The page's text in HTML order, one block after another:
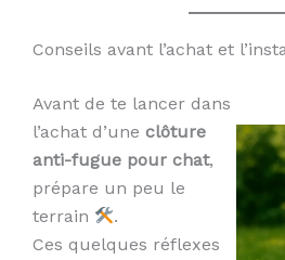
Conseils avant l’achat et
Avant de te lancer dans
l’achat d’une clôture
anti-fugue pour chat,
prépare un peu le
terrain
.
Ces quelques réflexes